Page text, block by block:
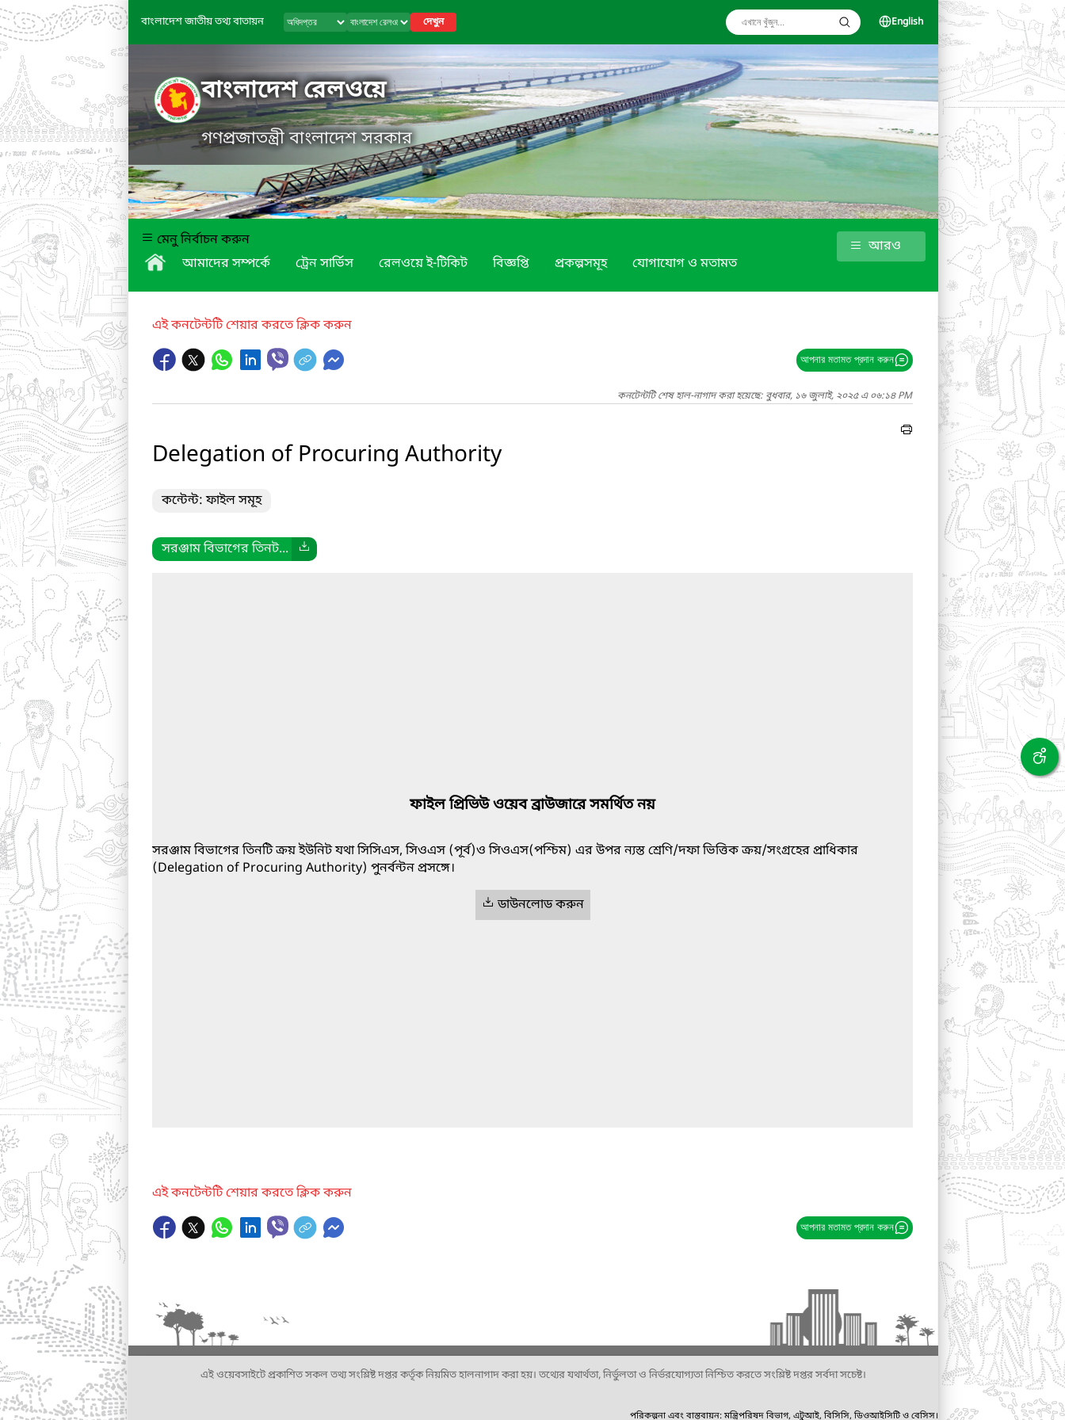
বাংলাদেশ জাতীয় তথ্য বাতায়ন দেখুন English
বাংলাদেশ রেলওয়ে
গণপ্রজাতন্ত্রী বাংলাদেশ সরকার
মেনু নির্বাচন করুন
আমাদের সম্পর্কে
ট্রেন সার্ভিস রেলওয়ে ই-টিকিট বিজ্ঞপ্তি প্রকল্পসমূহ যোগাযোগ ও মতামত
আরও
এই কনটেন্টটি শেয়ার করতে ক্লিক করুন
আপনার মতামত প্রদান করুন
কনটেন্টটি শেষ হাল-নাগাদ করা হয়েছে: বুধবার, ১৬ জুলাই, ২০২৫ এ ০৬:১৪ PM
Delegation of Procuring Authority
কন্টেন্ট: ফাইল সমূহ
সরঞ্জাম বিভাগের তিনট...
ফাইল প্রিভিউ ওয়েব ব্রাউজারে সমর্থিত নয়
সরঞ্জাম বিভাগের তিনটি ক্রয় ইউনিট যথা সিসিএস, সিওএস (পূর্ব)ও সিওএস(পশ্চিম) এর উপর ন্যস্ত শ্রেণি/দফা ভিত্তিক ক্রয়/সংগ্রহের প্রাধিকার
(Delegation of Procuring Authority) পুনর্বন্টন প্রসঙ্গে।
ডাউনলোড করুন
এই কনটেন্টটি শেয়ার করতে ক্লিক করুন
আপনার মতামত প্রদান করুন
এই ওয়েবসাইটে প্রকাশিত সকল তথ্য সংশ্লিষ্ট দপ্তর কর্তৃক নিয়মিত হালনাগাদ করা হয়। তথ্যের যথার্থতা, নির্ভুলতা ও নির্ভরযোগ্যতা নিশ্চিত করতে সংশ্লিষ্ট দপ্তর সর্বদা সচেষ্ট।
পরিকল্পনা এবং বাস্তবায়ন: মন্ত্রিপরিষদ বিভাগ, এটুআই, বিসিসি, ডিওআইসিটি ও বেসিস।